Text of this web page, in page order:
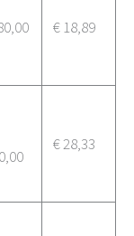
€ 18,89
€ 28,33